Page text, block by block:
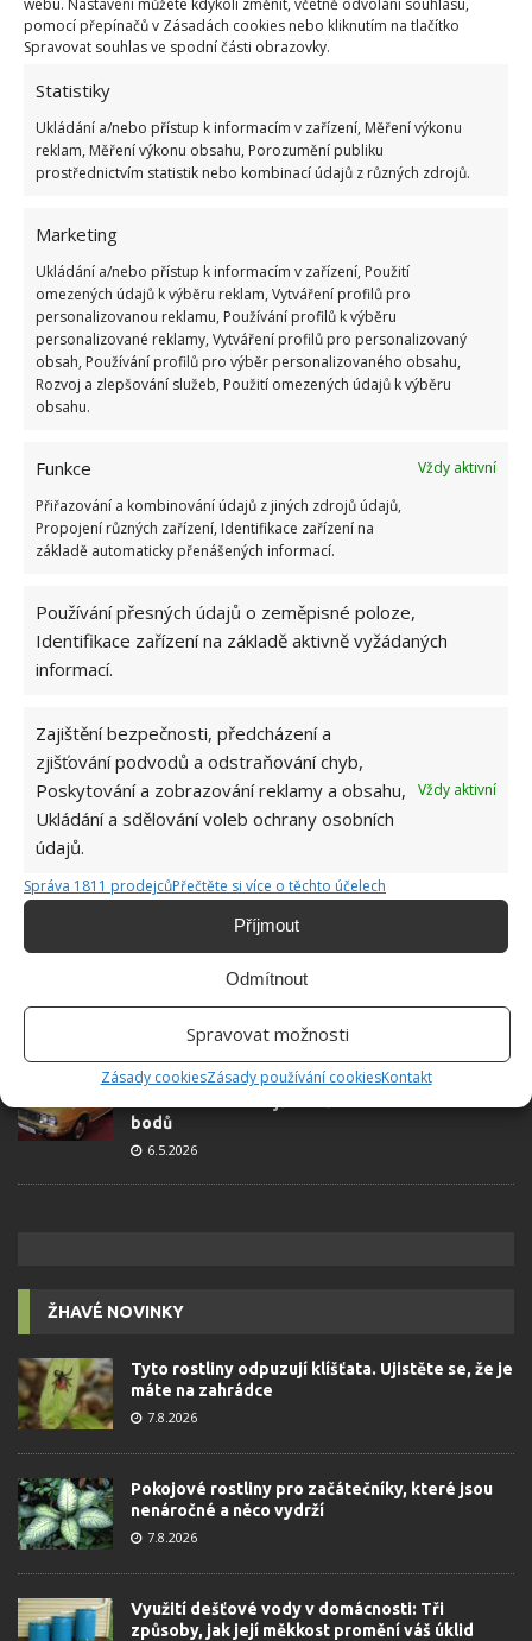
pomocí přepínačů v Zásadách cookies nebo kliknutím na tlačítko
Spravovat souhlas ve spodní části obrazovky.
Statistiky
Ukládání a/nebo přístup k informacím v zařízení, Měření výkonu
reklam, Měření výkonu obsahu, Porozumění publiku
prostřednictvím statistik nebo kombinací údajů z různých zdrojů.
Marketing
Ukládání a/nebo přístup k informacím v zařízení, Použití
omezených údajů k výběru reklam, Vytváření profilů pro
personalizovanou reklamu, Používání profilů k výběru
personalizované reklamy, Vytváření profilů pro personalizovaný
obsah, Používání profilů pro výběr personalizovaného obsahu,
Rozvoj a zlepšování služeb, Použití omezených údajů k výběru
obsahu.
Funkce
Vždy aktivní
Přiřazování a kombinování údajů z jiných zdrojů údajů,
Propojení různých zařízení, Identifikace zařízení na
základě automaticky přenášených informací.
Používání přesných údajů o zeměpisné poloze,
Identifikace zařízení na základě aktivně vyžádaných
informací.
Zajištění bezpečnosti, předcházení a
zjišťování podvodů a odstraňování chyb,
Poskytování a zobrazování reklamy a obsahu,
Ukládání a sdělování voleb ochrany osobních
údajů.
Vždy aktivní
Správa 1811 prodejcůPřečtěte si více o těchto účelech
Příjmout
Odmítnout
Spravovat možnosti
Zásady cookiesZásady používání cookiesKontakt
Jiří Kolář
velkým kutilem. V podstatě vše, co je
možné najít v j...[Více o autorovi]
OBLÍBENÉ ČLÁNKY
nesekání trávy. Záleží i na prostředku a lokaci
Kvíz na téma pionýrské tábory za socialismu:
Test znalostí o každodenní realitě za
dobrý přehled
23.6.2026
Retro kvíz o oblíbených autech v dobách
bodů
6.5.2026
ŽHAVÉ NOVINKY
Tyto rostliny odpuzují klíšťata. Ujistěte se, že je
máte na zahrádce
7.8.2026
Pokojové rostliny pro začátečníky, které jsou
nenáročné a něco vydrží
7.8.2026
Využití dešťové vody v domácnosti: Tři
způsoby, jak její měkkost promění váš úklid